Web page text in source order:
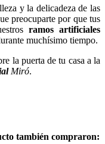
y la delicadeza de las
preocuparte por que tus
ramos artificiales
muchísimo tiempo.
la puerta de tu casa a la
Miró.
también compraron: